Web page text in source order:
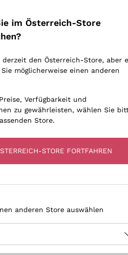
Arianna
Santi
dei Frati
Sie in unserem Datenschutz-
im Österreich-Store
derzeit den Österreich-Store, aber
möglicherweise einen anderen
Verfügbarkeit und
zu gewährleisten, wählen Sie
Store.
STORE FORTFAHREN
anderen Store auswählen